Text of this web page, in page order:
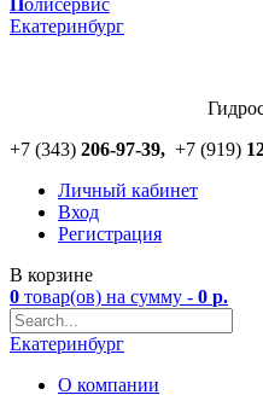
Полисервис
Екатеринбург
+7 (343) 206-97-39, +7 (919)
Личный кабинет
Вход
Регистрация
В корзине
0 товар(ов) на сумму - 0 р.
Екатеринбург
О компании